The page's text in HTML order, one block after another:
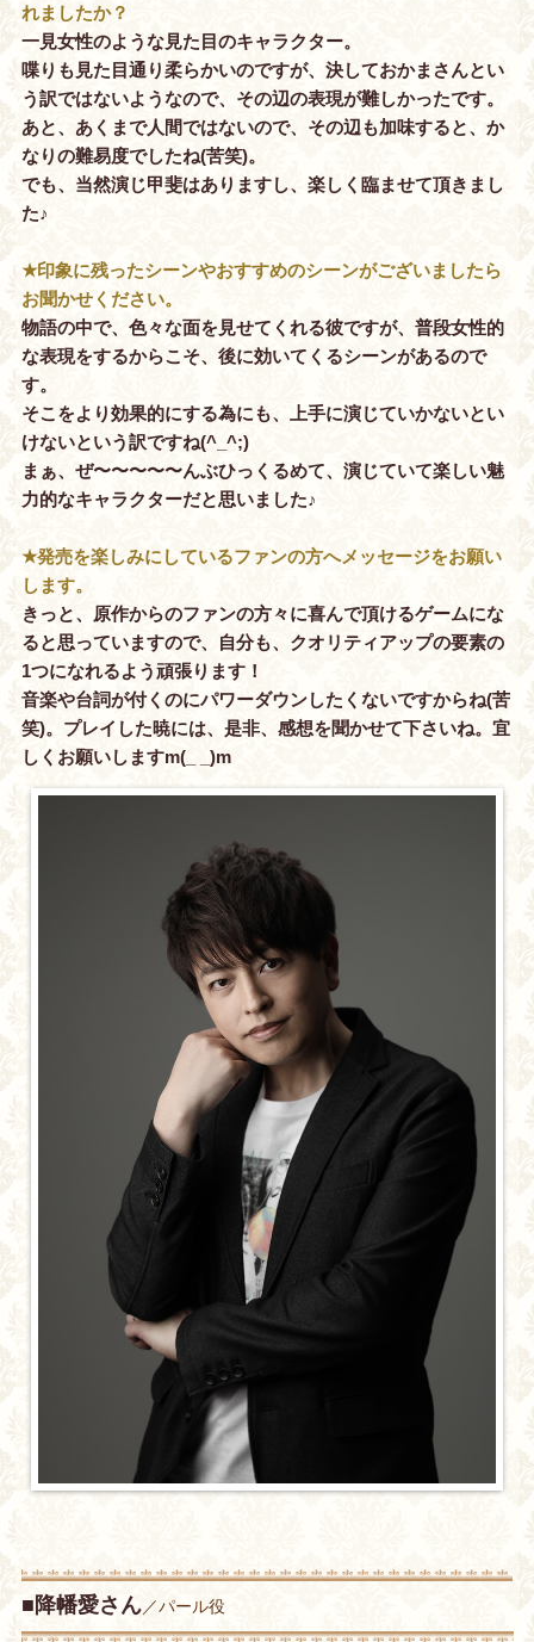
れましたか？
一見女性のような見た目のキャラクター。
喋りも見た目通り柔らかいのですが、決しておかまさんとい
う訳ではないようなので、その辺の表現が難しかったです。
あと、あくまで人間ではないので、その辺も加味すると、か
なりの難易度でしたね(苦笑)。
でも、当然演じ甲斐はありますし、楽しく臨ませて頂きまし
た♪
★印象に残ったシーンやおすすめのシーンがございましたら
お聞かせください。
物語の中で、色々な面を見せてくれる彼ですが、普段女性的
な表現をするからこそ、後に効いてくるシーンがあるので
す。
そこをより効果的にする為にも、上手に演じていかないとい
けないという訳ですね(^_^;)
まぁ、ぜ〜〜〜〜〜んぶひっくるめて、演じていて楽しい魅
力的なキャラクターだと思いました♪
★発売を楽しみにしているファンの方へメッセージをお願い
します。
きっと、原作からのファンの方々に喜んで頂けるゲームにな
ると思っていますので、自分も、クオリティアップの要素の
1つになれるよう頑張ります！
音楽や台詞が付くのにパワーダウンしたくないですからね(苦
笑)。プレイした暁には、是非、感想を聞かせて下さいね。宜
しくお願いしますm(_ _)m
■降幡愛さん／パール役